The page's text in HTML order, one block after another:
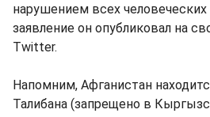
нарушением всех человеческих
заявление он опубликовал на
Twitter.
Напомним, Афганистан
Талибана (запрещено в